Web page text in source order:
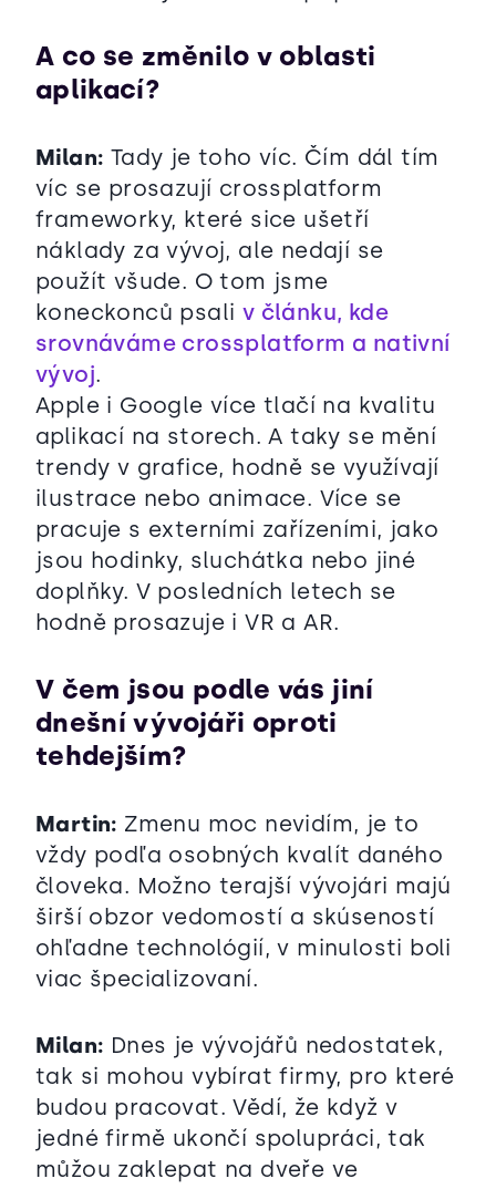
A co se změnilo v oblasti
aplikací?
Milan: Tady je toho víc. Čím dál tím
víc se prosazují crossplatform
frameworky, které sice ušetří
náklady za vývoj, ale nedají se
použít všude. O tom jsme
koneckonců psali v článku, kde
srovnáváme crossplatform a nativní
vývoj.
Apple i Google více tlačí na kvalitu
aplikací na storech. A taky se mění
trendy v grafice, hodně se využívají
ilustrace nebo animace. Více se
pracuje s externími zařízeními, jako
jsou hodinky, sluchátka nebo jiné
doplňky. V posledních letech se
hodně prosazuje i VR a AR.
V čem jsou podle vás jiní
dnešní vývojáři oproti
tehdejším?
Martin: Zmenu moc nevidím, je to
vždy podľa osobných kvalít daného
človeka. Možno terajší vývojári majú
širší obzor vedomostí a skúseností
ohľadne technológií, v minulosti boli
viac špecializovaní.
Milan: Dnes je vývojářů nedostatek,
tak si mohou vybírat firmy, pro které
budou pracovat. Vědí, že když v
jedné firmě ukončí spolupráci, tak
můžou zaklepat na dveře ve